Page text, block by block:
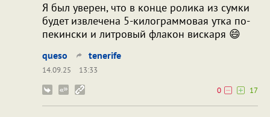
Я был уверен, что в конце ролика из сумки
будет извлечена 5-килограммовая утка по-
пекински и литровый флакон вискаря 😄
queso tenerife
14.09.25
13:33
0
17